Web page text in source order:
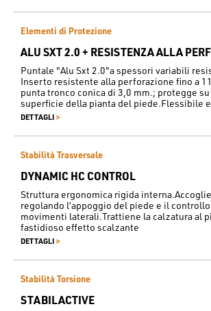
Elementi di Protezione
ALU SXT 2.0 + RESISTENZA ALLA
Puntale "Alu Sxt 2.0"a spessori variabili
Inserto resistente alla perforazione fino a
punta tronco conica di 3,0 mm.; protegge
superficie della pianta del piede.Flessibile
DETTAGLI >
Stabilità Trasversale
DYNAMIC HC CONTROL
Struttura ergonomica rigida
regolando l’appoggio del piede e il
movimenti laterali.Trattiene la calzatura al
fastidioso effetto scalzante
DETTAGLI >
Stabilità Torsione
STABILACTIVE